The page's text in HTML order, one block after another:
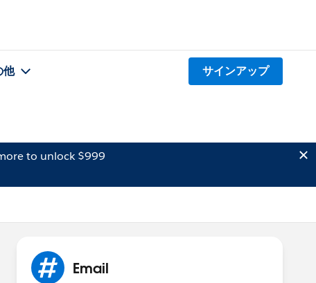
他 サインアップ
to unlock $999
Email